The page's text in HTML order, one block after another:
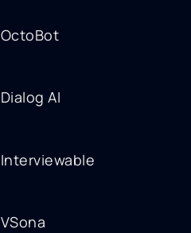
OctoBot
Dialog AI
Interviewable
VSona